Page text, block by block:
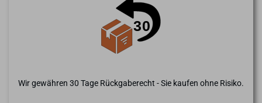
Wir gewähren 30 Tage Rückgaberecht - Sie kaufen ohne Risiko.